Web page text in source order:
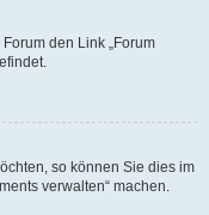
den Link „Forum
so können Sie dies im
verwalten“ machen.